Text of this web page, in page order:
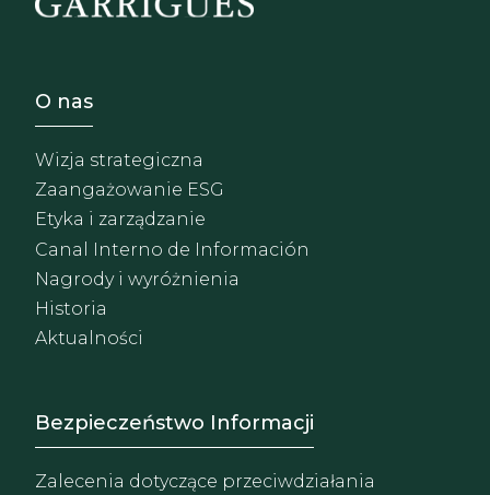
Footer - Sobre Nosotros
O nas
Wizja strategiczna
Zaangażowanie ESG
Etyka i zarządzanie
Canal Interno de Información
Nagrody i wyróżnienia
Historia
Aktualności
Footer - Extranet y
Bezpieczeństwo Informacji
Zalecenia dotyczące przeciwdziałania